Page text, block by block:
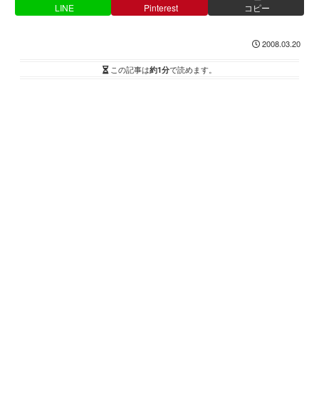
LINE Pinterest コピー
2008.03.20
この記事は約1分で読めます。